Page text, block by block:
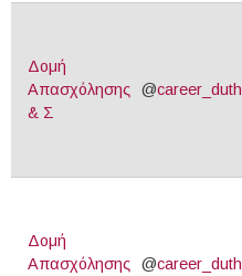
Δομή
Απασχόλησης
& Σ
@career_duth
Δομή
Απασχόλησης
@career_duth